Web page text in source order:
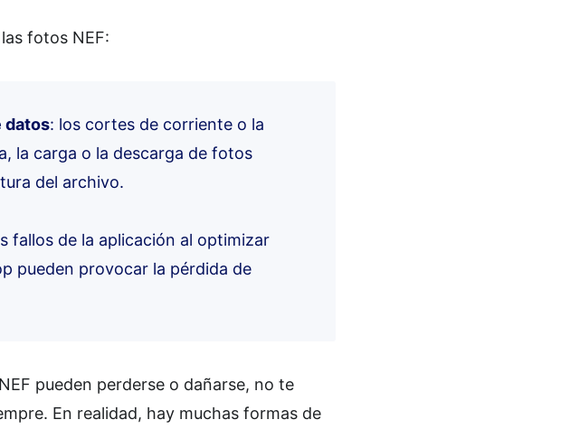
fotos NEF:
datos: los cortes de corriente o la
la carga o la descarga de fotos
del archivo.
fallos de la aplicación al optimizar
pueden provocar la pérdida de
pueden perderse o dañarse, no te
En realidad, hay muchas formas de